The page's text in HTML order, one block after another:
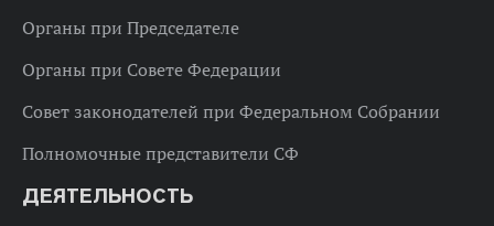
Органы при Председателе
Органы при Совете Федерации
Совет законодателей при Федеральном Собрании
Полномочные представители СФ
ДЕЯТЕЛЬНОСТЬ